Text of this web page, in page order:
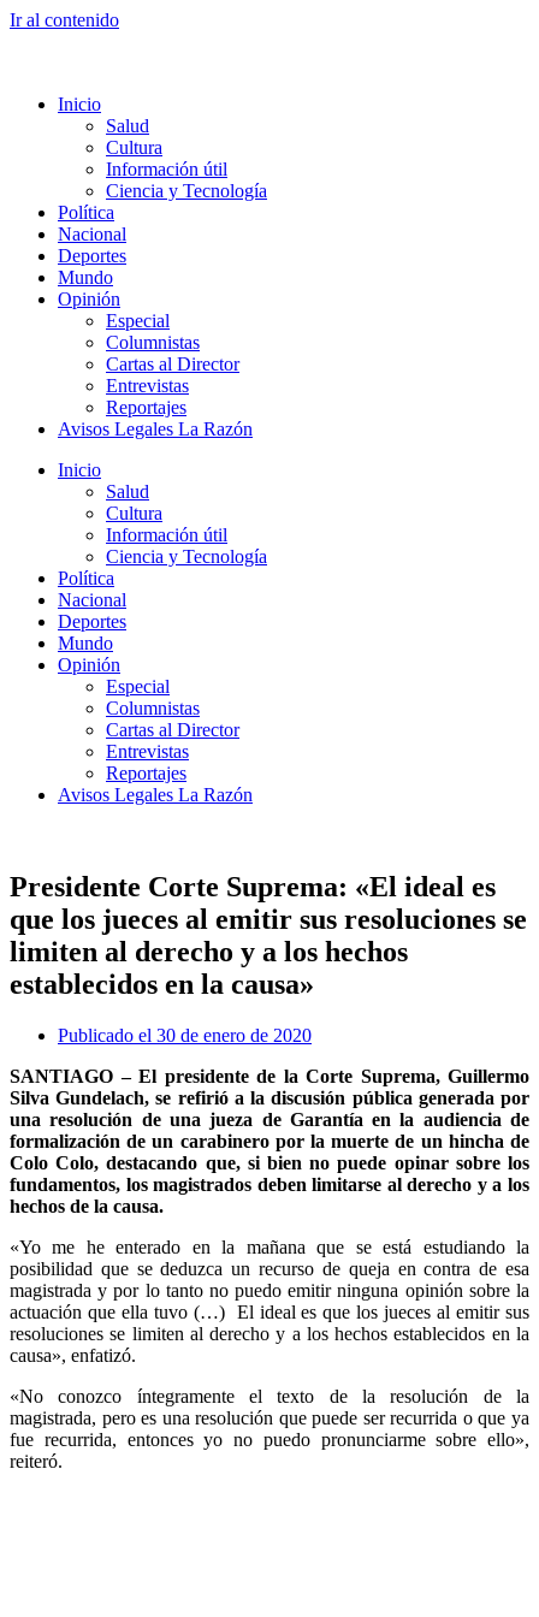
Ir al contenido
Inicio
Salud
Cultura
Información útil
Ciencia y Tecnología
Política
Nacional
Deportes
Mundo
Opinión
Especial
Columnistas
Cartas al Director
Entrevistas
Reportajes
Avisos Legales La Razón
Inicio
Salud
Cultura
Información útil
Ciencia y Tecnología
Política
Nacional
Deportes
Mundo
Opinión
Especial
Columnistas
Cartas al Director
Entrevistas
Reportajes
Avisos Legales La Razón
Presidente Corte Suprema: «El ideal es
que los jueces al emitir sus resoluciones se
limiten al derecho y a los hechos
establecidos en la causa»
Publicado el 30 de enero de 2020
SANTIAGO – El presidente de la Corte Suprema, Guillermo
Silva Gundelach, se refirió a la discusión pública generada por
una resolución de una jueza de Garantía en la audiencia de
formalización de un carabinero por la muerte de un hincha de
Colo Colo, destacando que, si bien no puede opinar sobre los
fundamentos, los magistrados deben limitarse al derecho y a los
hechos de la causa.
«Yo me he enterado en la mañana que se está estudiando la
posibilidad que se deduzca un recurso de queja en contra de esa
magistrada y por lo tanto no puedo emitir ninguna opinión sobre la
actuación que ella tuvo (…) El ideal es que los jueces al emitir sus
resoluciones se limiten al derecho y a los hechos establecidos en la
causa», enfatizó.
«No conozco íntegramente el texto de la resolución de la
magistrada, pero es una resolución que puede ser recurrida o que ya
fue recurrida, entonces yo no puedo pronunciarme sobre ello»,
reiteró.